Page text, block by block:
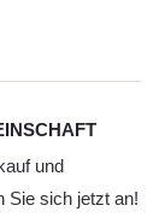
und
Sie sich jetzt an!